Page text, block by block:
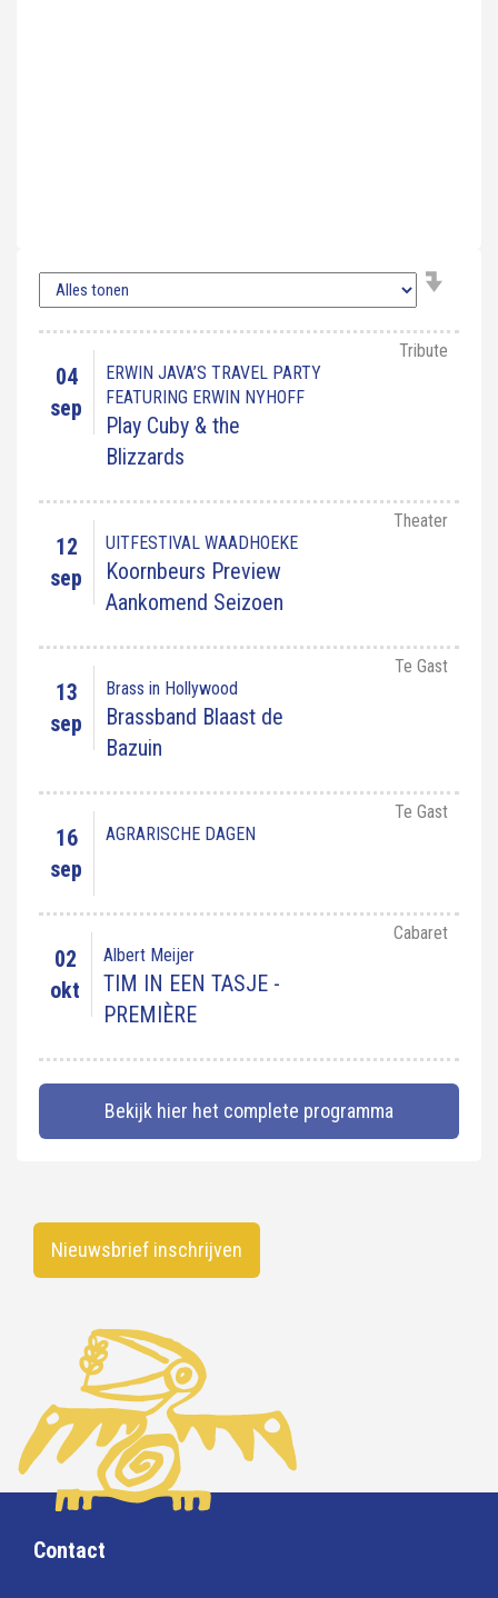
04
sep
ERWIN JAVA’S TRAVEL PARTY
FEATURING ERWIN NYHOFF
Play Cuby & the
Blizzards
Tribute
12
sep
UITFESTIVAL WAADHOEKE
Koornbeurs Preview
Aankomend Seizoen
Theater
13
sep
Brass in Hollywood
Brassband Blaast de
Bazuin
Te Gast
16
sep
AGRARISCHE DAGEN
Te Gast
02
okt
Albert Meijer
TIM IN EEN TASJE -
PREMIÈRE
Cabaret
Bekijk hier het complete programma
Nieuwsbrief inschrijven
Contact